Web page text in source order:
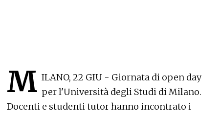
M ILANO, 22 GIU - Giornata di open day
per l'Università degli Studi di Milano.
Docenti e studenti tutor hanno incontrato i